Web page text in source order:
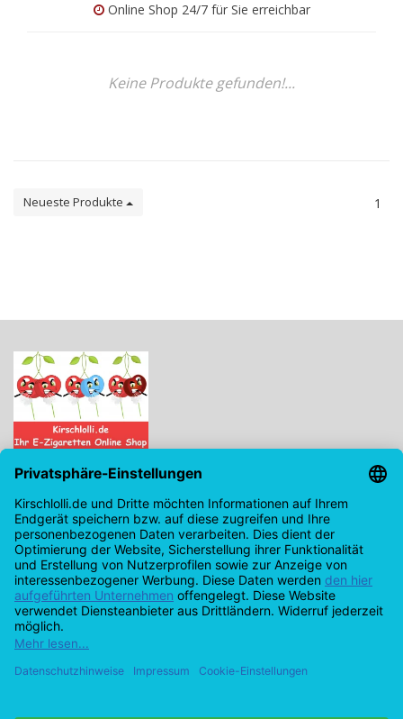
Online Shop 24/7 für Sie erreichbar
Keine Produkte gefunden!...
Neueste Produkte 1
Kirschlolli.de - Ihr E-Zigaretten Online Shop
Kirchplatz 7, 96114 Hirschaid
0171 - 6124207
info@kirschlolli.de
USt-IdNr.: DE321609131
Kundendienst